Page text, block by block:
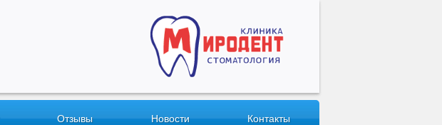
Отзывы Новости Контакты